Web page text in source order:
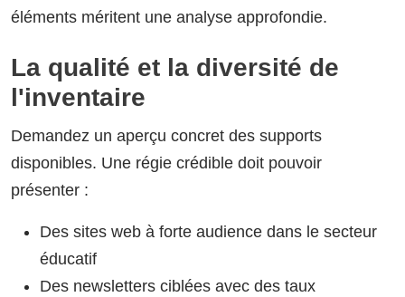
éléments méritent une analyse approfondie.
La qualité et la diversité de
l'inventaire
Demandez un aperçu concret des supports
disponibles. Une régie crédible doit pouvoir
présenter :
Des sites web à forte audience dans le secteur
éducatif
Des newsletters ciblées avec des taux